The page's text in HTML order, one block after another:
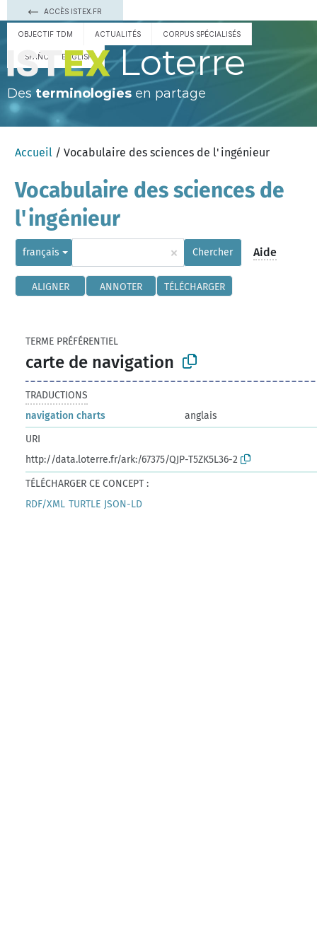
ACCÈS ISTEX.FR
OBJECTIF TDM ACTUALITÉS CORPUS SPÉCIALISÉS
ESPAÑOL ENGLISH Loterre
Des terminologies en partage
Accueil / Vocabulaire des sciences de l'ingénieur
Vocabulaire des sciences de
l'ingénieur
français × Chercher Aide
ALIGNER ANNOTER TÉLÉCHARGER
TERME PRÉFÉRENTIEL
carte de navigation
TRADUCTIONS
navigation charts
anglais
URI
http://data.loterre.fr/ark:/67375/QJP-T5ZK5L36-2
TÉLÉCHARGER CE CONCEPT :
RDF/XML TURTLE JSON-LD